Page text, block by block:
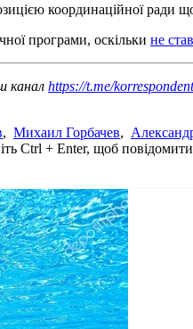
координаційної ради
програми, оскільки не
канал https://t.me/
, Михаил Горбачев,
Ctrl + Enter, щоб